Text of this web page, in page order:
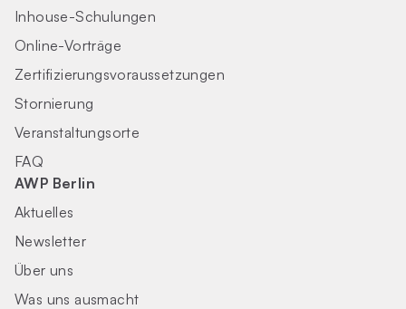
Inhouse-Schulungen
Online-Vorträge
Zertifizierungs­voraus­setzungen
Stornierung
Veranstaltungsorte
FAQ
AWP Berlin
Aktuelles
Newsletter
Über uns
Was uns ausmacht